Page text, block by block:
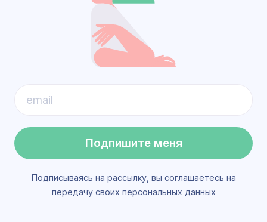
Подпишите меня
Подписываясь на рассылку, вы соглашаетесь на
передачу своих персональных данных